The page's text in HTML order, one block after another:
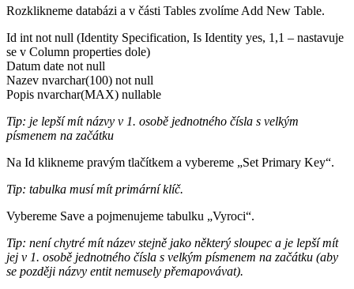
Rozklikneme databázi a v části Tables zvolíme Add New Table.
Id int not null (Identity Specification, Is Identity yes, 1,1 – nastavuje
se v Column properties dole)
Datum date not null
Nazev nvarchar(100) not null
Popis nvarchar(MAX) nullable
Tip: je lepší mít názvy v 1. osobě jednotného čísla s velkým
písmenem na začátku
Na Id klikneme pravým tlačítkem a vybereme „Set Primary Key“.
Tip: tabulka musí mít primární klíč.
Vybereme Save a pojmenujeme tabulku „Vyroci“.
Tip: není chytré mít název stejně jako některý sloupec a je lepší mít
jej v 1. osobě jednotného čísla s velkým písmenem na začátku (aby
se později názvy entit nemusely přemapovávat).